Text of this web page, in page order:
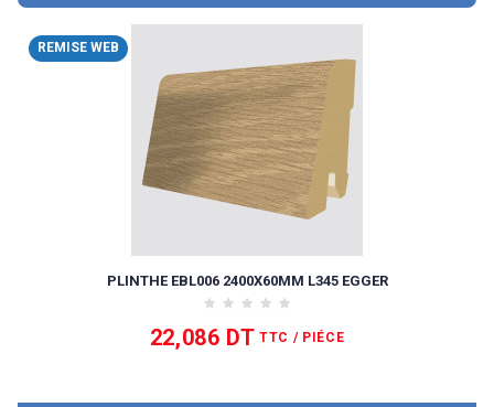
REMISE WEB
PLINTHE EBL006 2400X60MM L345 EGGER
22,086 DT TTC / PIÉCE